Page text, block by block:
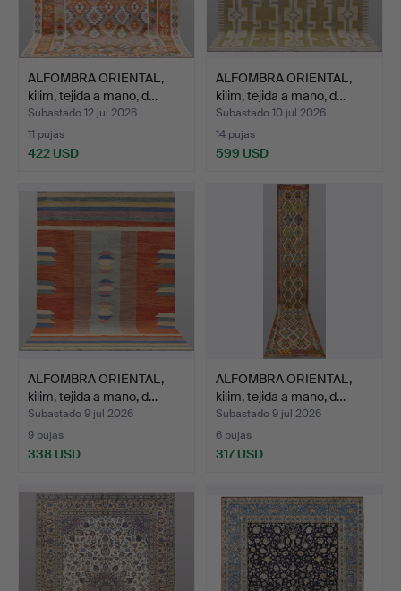
ALFOMBRA ORIENTAL,
kilim, tejida a mano, d…
Subastado 12 jul 2026
11 pujas
422 USD
ALFOMBRA ORIENTAL,
kilim, tejida a mano, d…
Subastado 10 jul 2026
14 pujas
599 USD
ALFOMBRA ORIENTAL,
kilim, tejida a mano, d…
Subastado 9 jul 2026
9 pujas
338 USD
ALFOMBRA ORIENTAL,
kilim, tejida a mano, d…
Subastado 9 jul 2026
6 pujas
317 USD